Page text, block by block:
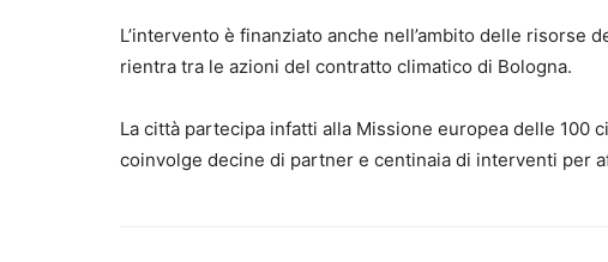
L’intervento è finanziato anche nell’ambito delle risorse
rientra tra le azioni del contratto climatico di Bologna.
La città partecipa infatti alla Missione europea delle 100
coinvolge decine di partner e centinaia di interventi per